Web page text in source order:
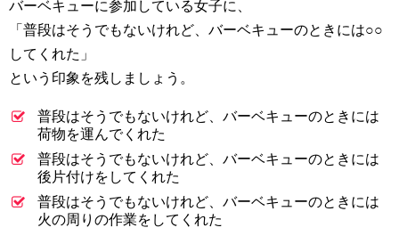
バーベキューに参加している女子に、
「普段はそうでもないけれど、バーベキューのときには○○
してくれた」
という印象を残しましょう。
普段はそうでもないけれど、バーベキューのときには
荷物を運んでくれた
普段はそうでもないけれど、バーベキューのときには
後片付けをしてくれた
普段はそうでもないけれど、バーベキューのときには
火の周りの作業をしてくれた